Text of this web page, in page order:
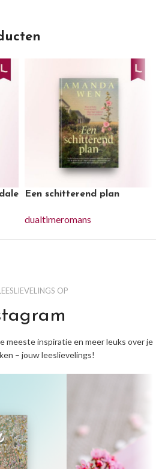
Een schitterend plan
dualtimeromans
OP
meeste inspiratie en meer leuks over je
– jouw leeslievelings!